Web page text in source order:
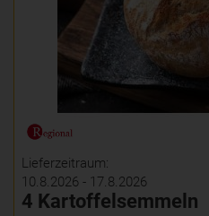
Lieferzeitraum:
10.8.2026 - 17.8.2026
4 Kartoffelsemmeln